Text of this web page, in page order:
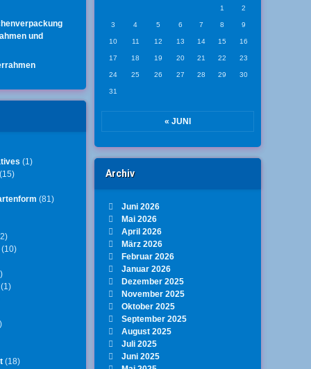
und
(1)
(81)
(18)
1 2
3 4 5 6 7 8 9
10 11 12 13 14 15 16
17 18 19 20 21 22 23
24 25 26 27 28 29 30
31
« JUNI
Archiv
Juni 2026
Mai 2026
April 2026
März 2026
Februar 2026
Januar 2026
Dezember 2025
November 2025
Oktober 2025
September 2025
August 2025
Juli 2025
Juni 2025